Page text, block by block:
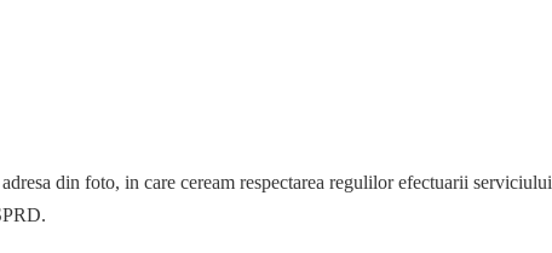
din foto, in care ceream respectarea regulilor efectuarii